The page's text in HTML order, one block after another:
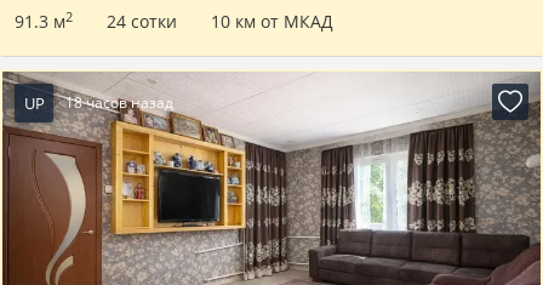
91.3 м2 24 сотки 10 км от МКАД
UP 18 часов назад